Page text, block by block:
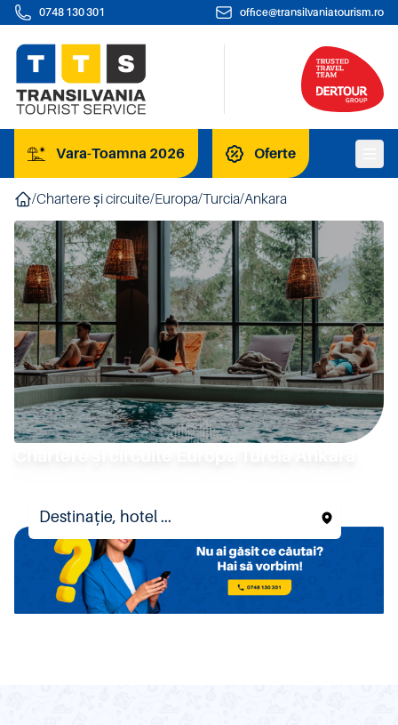
0748 130 301 office@transilvaniatourism.ro
Vara-Toamna 2026 Oferte
/Chartere și circuite/Europa/Turcia/Ankara